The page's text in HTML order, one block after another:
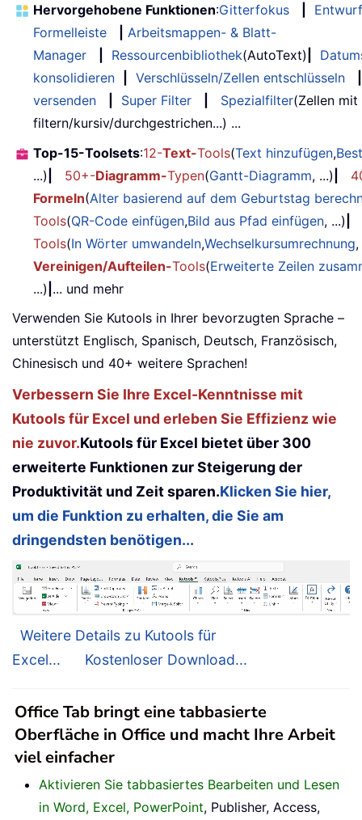
Hervorgehobene Funktionen:Gitterfokus
Entwurf
Formelleiste
Arbeitsmappen- & Blatt-
Manager
Ressourcenbibliothek(AutoText)
konsolidieren
Verschlüsseln/Zellen entschlüsseln
versenden
Super Filter Spezialfilter(Zellen
filtern/kursiv/durchgestrichen...) ...
Top-15-Toolsets:12-Text-Tools(Text hinzufügen,
...)
50+-Diagramm-Typen(Gantt-Diagramm, ...)
Formeln(Alter basierend auf dem Geburtstag
Tools(QR-Code einfügen,Bild aus Pfad einfügen, ...)
Tools(In Wörter umwandeln,Wechselkursumrechnung
Vereinigen/Aufteilen-Tools(Erweiterte Zeilen
...) ... und mehr
Verwenden Sie Kutools in Ihrer bevorzugten Sprache –
unterstützt Englisch, Spanisch, Deutsch, Französisch,
Chinesisch und 40+ weitere Sprachen!
Verbessern Sie Ihre Excel-Kenntnisse mit
Kutools für Excel und erleben Sie Effizienz wie
nie zuvor.Kutools für Excel bietet über 300
erweiterte Funktionen zur Steigerung der
Produktivität und Zeit sparen.Klicken Sie hier,
um die Funktion zu erhalten, die Sie am
dringendsten benötigen...
Weitere Details zu Kutools für
Excel...
Kostenloser Download...
Office Tab bringt eine tabbasierte
Oberfläche in Office und macht Ihre Arbeit
viel einfacher
Aktivieren Sie tabbasiertes Bearbeiten und Lesen
in Word, Excel, PowerPoint, Publisher, Access,